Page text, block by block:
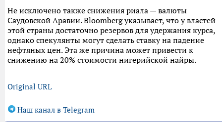
Не исключено также снижения риала — валюты
Саудовской Аравии. Bloomberg указывает, что у властей
этой страны достаточно резервов для удержания курса,
однако спекулянты могут сделать ставку на падение
нефтяных цен. Эта же причина может привести к
снижению на 20% стоимости нигерийской найры.
Original URL
Наш канал в Telegram